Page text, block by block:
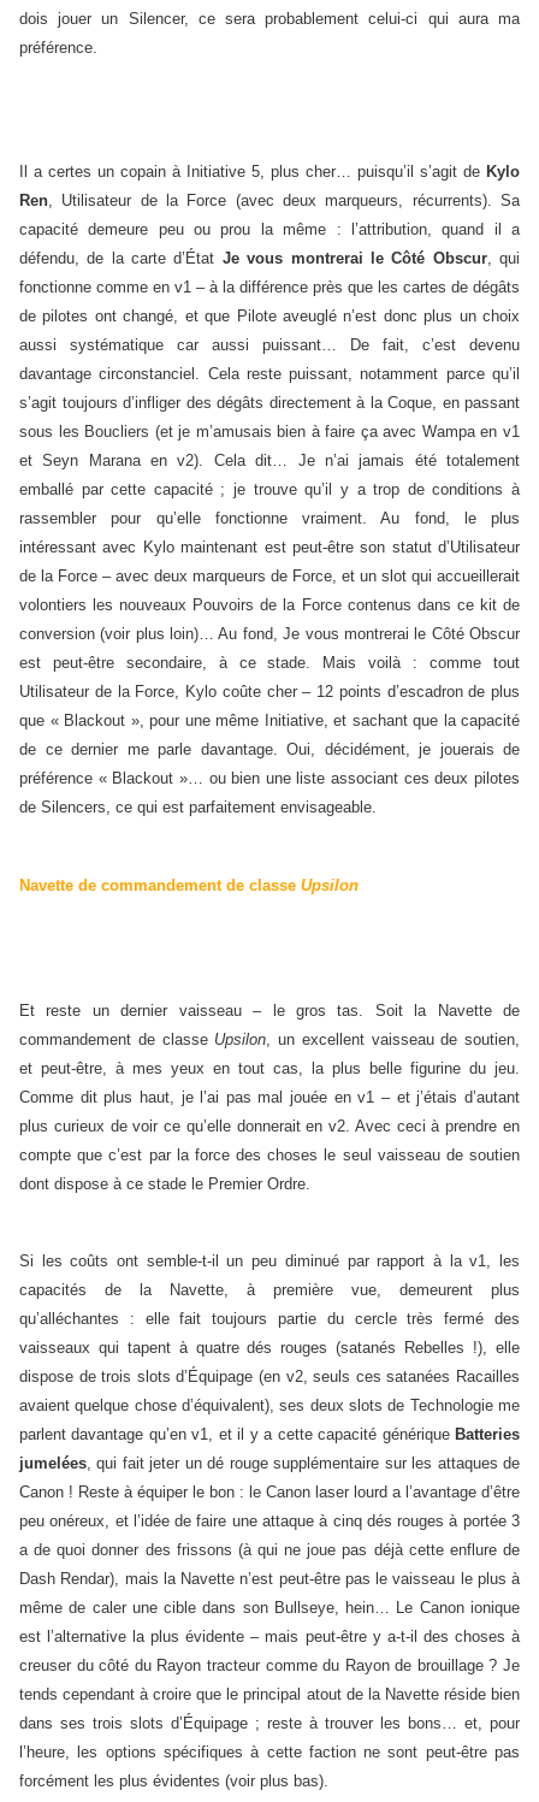
dois jouer un Silencer, ce sera probablement celui-ci qui aura ma
préférence.
Il a certes un copain à Initiative 5, plus cher… puisqu’il s’agit de Kylo
Ren, Utilisateur de la Force (avec deux marqueurs, récurrents). Sa
capacité demeure peu ou prou la même : l’attribution, quand il a
défendu, de la carte d’État Je vous montrerai le Côté Obscur, qui
fonctionne comme en v1 – à la différence près que les cartes de dégâts
de pilotes ont changé, et que Pilote aveuglé n’est donc plus un choix
aussi systématique car aussi puissant… De fait, c’est devenu
davantage circonstanciel. Cela reste puissant, notamment parce qu’il
s’agit toujours d’infliger des dégâts directement à la Coque, en passant
sous les Boucliers (et je m’amusais bien à faire ça avec Wampa en v1
et Seyn Marana en v2). Cela dit… Je n’ai jamais été totalement
emballé par cette capacité ; je trouve qu’il y a trop de conditions à
rassembler pour qu’elle fonctionne vraiment. Au fond, le plus
intéressant avec Kylo maintenant est peut-être son statut d’Utilisateur
de la Force – avec deux marqueurs de Force, et un slot qui accueillerait
volontiers les nouveaux Pouvoirs de la Force contenus dans ce kit de
conversion (voir plus loin)… Au fond, Je vous montrerai le Côté Obscur
est peut-être secondaire, à ce stade. Mais voilà : comme tout
Utilisateur de la Force, Kylo coûte cher – 12 points d’escadron de plus
que « Blackout », pour une même Initiative, et sachant que la capacité
de ce dernier me parle davantage. Oui, décidément, je jouerais de
préférence « Blackout »… ou bien une liste associant ces deux pilotes
de Silencers, ce qui est parfaitement envisageable.
Navette de commandement de classe Upsilon
Et reste un dernier vaisseau – le gros tas. Soit la Navette de
commandement de classe Upsilon , un excellent vaisseau de soutien,
et peut-être, à mes yeux en tout cas, la plus belle figurine du jeu.
Comme dit plus haut, je l’ai pas mal jouée en v1 – et j’étais d’autant
plus curieux de voir ce qu’elle donnerait en v2. Avec ceci à prendre en
compte que c’est par la force des choses le seul vaisseau de soutien
dont dispose à ce stade le Premier Ordre.
Si les coûts ont semble-t-il un peu diminué par rapport à la v1, les
capacités de la Navette, à première vue, demeurent plus
qu’alléchantes : elle fait toujours partie du cercle très fermé des
vaisseaux qui tapent à quatre dés rouges (satanés Rebelles !), elle
dispose de trois slots d’Équipage (en v2, seuls ces satanées Racailles
avaient quelque chose d’équivalent), ses deux slots de Technologie me
parlent davantage qu’en v1, et il y a cette capacité générique Batteries
jumelées, qui fait jeter un dé rouge supplémentaire sur les attaques de
Canon ! Reste à équiper le bon : le Canon laser lourd a l’avantage d’être
peu onéreux, et l’idée de faire une attaque à cinq dés rouges à portée 3
a de quoi donner des frissons (à qui ne joue pas déjà cette enflure de
Dash Rendar), mais la Navette n’est peut-être pas le vaisseau le plus à
même de caler une cible dans son Bullseye, hein… Le Canon ionique
est l’alternative la plus évidente – mais peut-être y a-t-il des choses à
creuser du côté du Rayon tracteur comme du Rayon de brouillage ? Je
tends cependant à croire que le principal atout de la Navette réside bien
dans ses trois slots d’Équipage ; reste à trouver les bons… et, pour
l’heure, les options spécifiques à cette faction ne sont peut-être pas
forcément les plus évidentes (voir plus bas).